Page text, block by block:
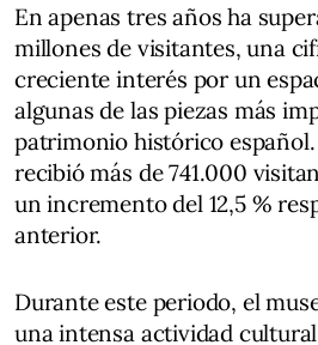
En apenas tres años ha
millones de visitantes, una
creciente interés por un
algunas de las piezas más
patrimonio histórico
recibió más de 741.000
un incremento del 12,5 %
anterior.
Durante este periodo, el
una intensa actividad